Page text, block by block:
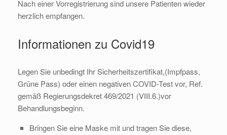
Nach einer Vorregistrierung sind unsere Patienten wieder
herzlich empfangen.
Informationen zu Covid19
Legen Sie unbedingt Ihr Sicherheitszertifikat,(Impfpass,
Grüne Pass) oder einen negativen COVID-Test vor, Ref.
gemäß Regierungsdekret 469/2021 (VIII.6.)vor
Behandlungsbeginn.
Bringen Sie eine Maske mit und tragen Sie diese,